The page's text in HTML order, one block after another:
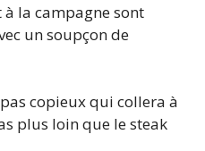
à la campagne sont
un soupçon de
copieux qui collera à
plus loin que le steak